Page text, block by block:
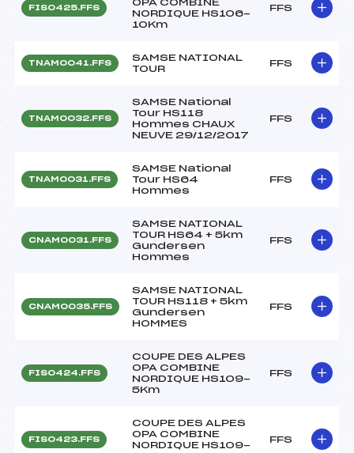
FIS0425.FFS
OPA COMBINE
NORDIQUE HS106-
10Km
FFS
TNAM0041.FFS
SAMSE NATIONAL
TOUR
FFS
TNAM0032.FFS
SAMSE National
Tour HS118
Hommes CHAUX
NEUVE 29/12/2017
FFS
TNAM0031.FFS
SAMSE National
Tour HS64
Hommes
FFS
CNAM0031.FFS
SAMSE NATIONAL
TOUR HS64 + 5km
Gundersen
Hommes
FFS
CNAM0035.FFS
SAMSE NATIONAL
TOUR HS118 + 5km
Gundersen
HOMMES
FFS
FIS0424.FFS
COUPE DES ALPES
OPA COMBINE
NORDIQUE HS109-
5Km
FFS
FIS0423.FFS
COUPE DES ALPES
OPA COMBINE
NORDIQUE HS109-
FFS